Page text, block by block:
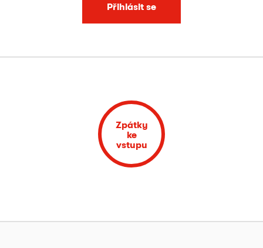
Přihlásit se
Zpátky
ke
vstupu